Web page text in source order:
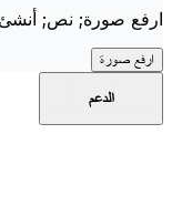
ارفع صورة; نص;
ارفع صورة
الدعم